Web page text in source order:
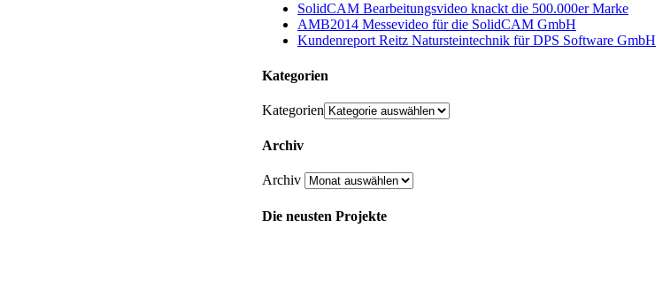
SolidCAM Bearbeitungsvideo knackt die 500.000er Marke
AMB2014 Messevideo für die SolidCAM GmbH
Kundenreport Reitz Natursteintechnik für DPS Software GmbH
Kategorien
Kategorien
Archiv
Archiv
Die neusten Projekte